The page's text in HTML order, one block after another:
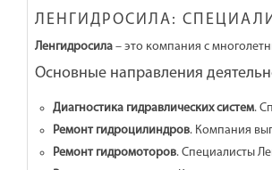
ЛЕНГИДРОСИЛА:
Ленгидросила – это компания с
Основные направления
Диагностика гидравлических систем.
Ремонт гидроцилиндров. Компания
Ремонт гидромоторов. Специалисты